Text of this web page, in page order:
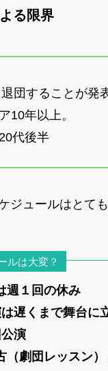
る限界
団することが発
10年以上。
代後半
ジュールはとても
ルは大変？
週１回の休み
は遅くまで舞台に
公演
（劇団レッスン